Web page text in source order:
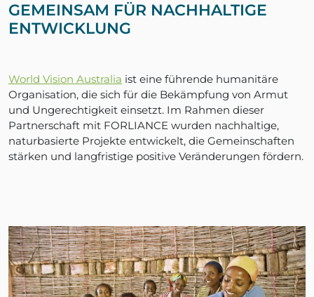
GEMEINSAM FÜR NACHHALTIGE
ENTWICKLUNG
World Vision Australia ist eine führende humanitäre
Organisation, die sich für die Bekämpfung von Armut
und Ungerechtigkeit einsetzt. Im Rahmen dieser
Partnerschaft mit FORLIANCE wurden nachhaltige,
naturbasierte Projekte entwickelt, die Gemeinschaften
stärken und langfristige positive Veränderungen fördern.